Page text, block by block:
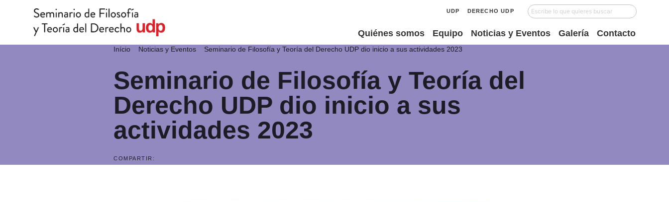
UDP DERECHO UDP
Quiénes somos Equipo Noticias y Eventos Galería Contacto
Início Noticias y Eventos Seminario de Filosofía y Teoría del Derecho UDP dio inicio a sus actividades 2023
Seminario de Filosofía y Teoría del
Derecho UDP dio inicio a sus
actividades 2023
COMPARTIR: